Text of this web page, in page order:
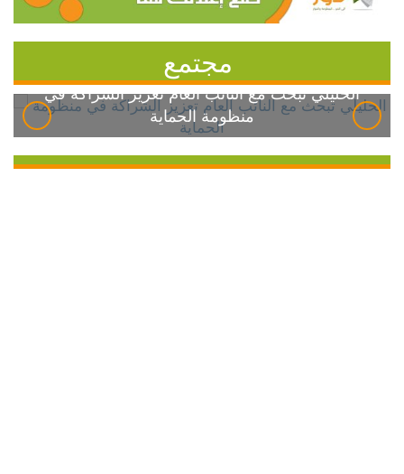
مجتمع
الخليلي تبحث مع النائب العام تعزيز الشراكة في
منظومة الحماية